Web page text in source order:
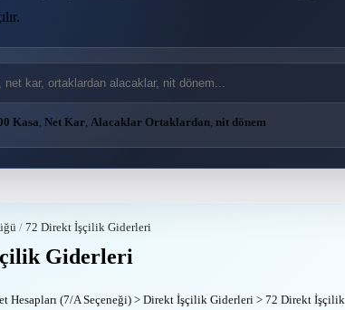
Kasa, Net Kar, Alacaklar Ortaklardan, nit dönem
/ 72 Direkt İşçilik Giderleri
Giderleri
Hesapları (7/A Seçeneği) > Direkt İşçilik Giderleri > 72 Direkt